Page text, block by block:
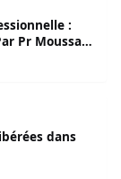
:
Pr Moussa
dans